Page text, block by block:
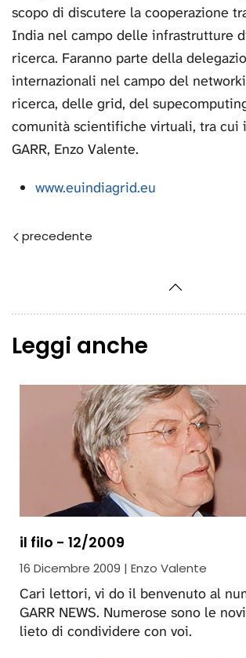
scopo di discutere la cooperazione
India nel campo delle infrastrutture
ricerca. Faranno parte della
internazionali nel campo del
ricerca, delle grid, del
comunità scientifiche virtuali, tra cui
GARR, Enzo Valente.
www.euindiagrid.eu
Leggi anche
il filo - 12/2009
16 Dicembre 2009 | Enzo Valente
Cari lettori, vi do il benvenuto al
GARR NEWS. Numerose sono le
lieto di condividere con voi.